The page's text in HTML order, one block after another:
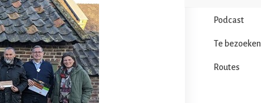
Podcast
Te bezoeken
Routes